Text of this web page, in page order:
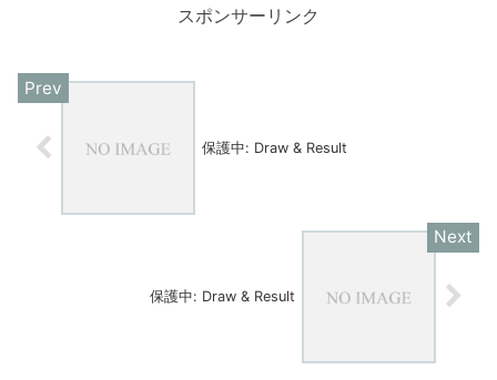
スポンサーリンク
保護中: Draw & Result
保護中: Draw & Result